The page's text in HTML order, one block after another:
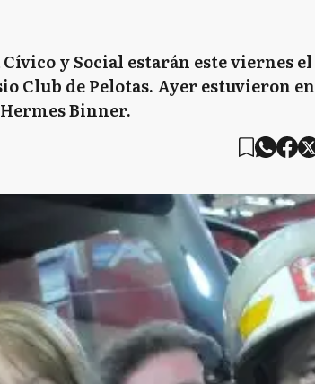
y Social estarán este viernes el
Club de Pelotas. Ayer estuvieron en
Binner.